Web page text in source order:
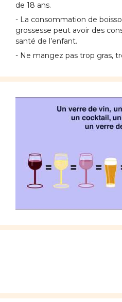
de 18 ans.
- La consommation de
grossesse peut avoir des
santé de l’enfant.
- Ne mangez pas trop gras,